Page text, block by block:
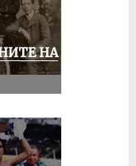
НА